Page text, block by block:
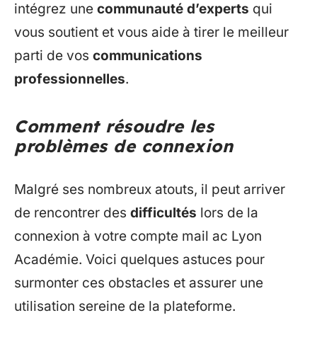
intégrez une communauté d’experts qui
vous soutient et vous aide à tirer le meilleur
parti de vos communications
professionnelles.
Comment résoudre les
problèmes de connexion
Malgré ses nombreux atouts, il peut arriver
de rencontrer des difficultés lors de la
connexion à votre compte mail ac Lyon
Académie. Voici quelques astuces pour
surmonter ces obstacles et assurer une
utilisation sereine de la plateforme.